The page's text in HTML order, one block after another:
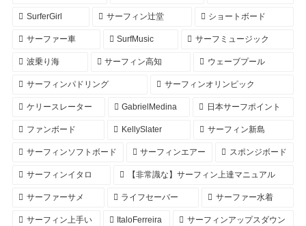
SurferGirl サーフィン辻堂 ショートボード
サーファー車 SurfMusic サーフミュージック
波乗り海 サーフィン高知 ウェーブプール
サーフィンパドリング サーフィンオリンピック
ケリースレーター GabrielMedina 日本サーフポイント
ファンボード KellySlater サーフィン新島
サーフィンソフトボード サーフィンエアー スポンジボード
サーフィンイタロ 【非常識な】サーフィン上達マニュアル
サーファーサメ ライフセーバー サーファー水着
サーフィン上手い ItaloFerreira サーフィンアップスダウン